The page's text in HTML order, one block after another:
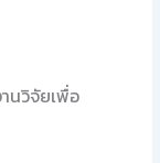
นวิจัยเพื่อ